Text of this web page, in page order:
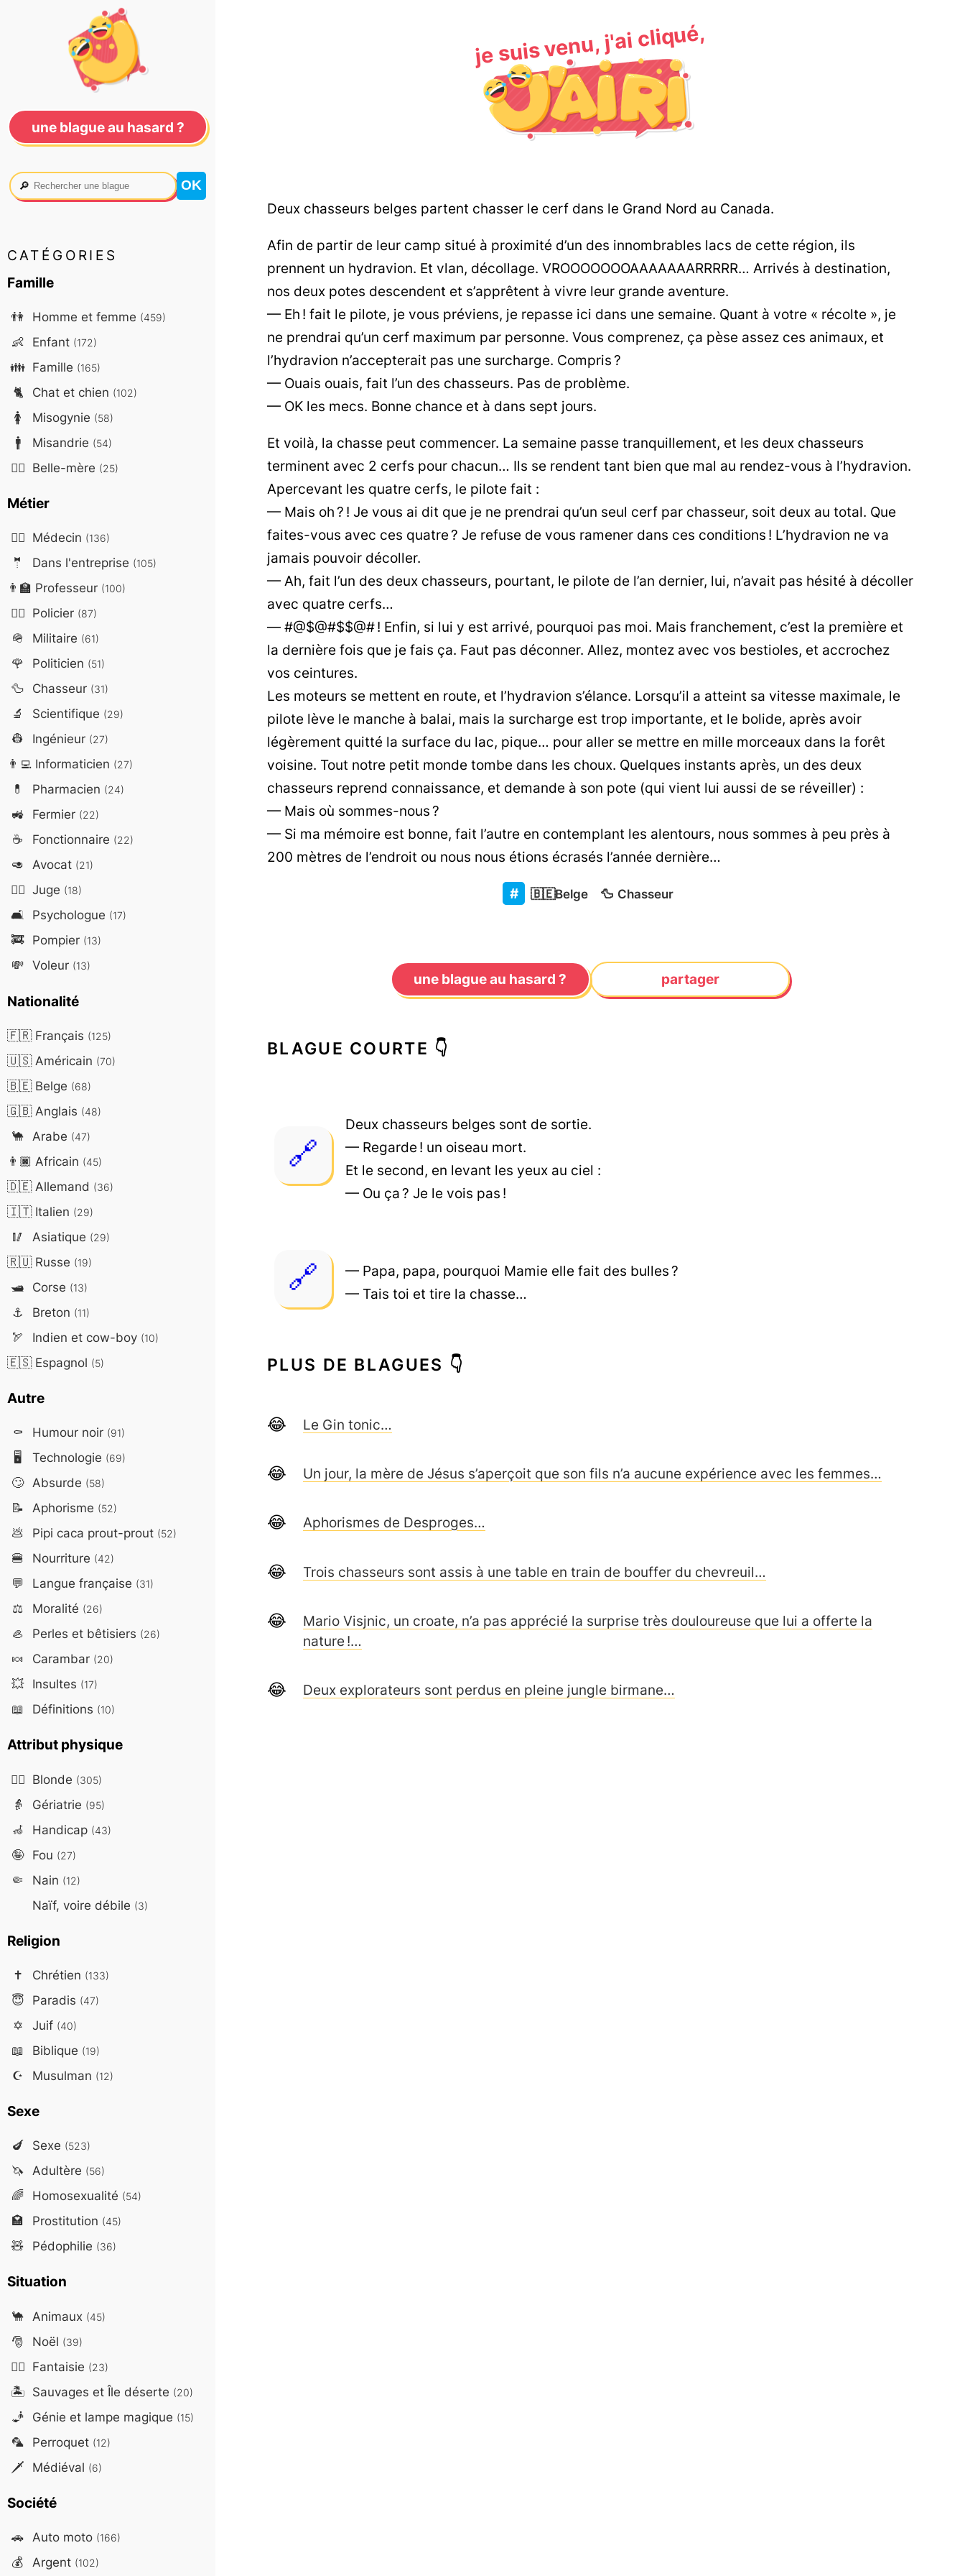
je suis venu, j'ai cliqué,
Deux chasseurs belges partent chasser le cerf dans le Grand Nord au Canada.
Afin de partir de leur camp situé à proximité d’un des innombrables lacs de cette région, ils
prennent un hydravion. Et vlan, décollage. VROOOOOOOAAAAAAARRRRR… Arrivés à destination,
nos deux potes descendent et s’apprêtent à vivre leur grande aventure.
— Eh ! fait le pilote, je vous préviens, je repasse ici dans une semaine. Quant à votre « récolte », je
ne prendrai qu’un cerf maximum par personne. Vous comprenez, ça pèse assez ces animaux, et
l’hydravion n’accepterait pas une surcharge. Compris ?
— Ouais ouais, fait l’un des chasseurs. Pas de problème.
— OK les mecs. Bonne chance et à dans sept jours.
Et voilà, la chasse peut commencer. La semaine passe tranquillement, et les deux chasseurs
terminent avec 2 cerfs pour chacun… Ils se rendent tant bien que mal au rendez-vous à l’hydravion.
Apercevant les quatre cerfs, le pilote fait :
— Mais oh ? ! Je vous ai dit que je ne prendrai qu’un seul cerf par chasseur, soit deux au total. Que
faites-vous avec ces quatre ? Je refuse de vous ramener dans ces conditions ! L’hydravion ne va
jamais pouvoir décoller.
— Ah, fait l’un des deux chasseurs, pourtant, le pilote de l’an dernier, lui, n’avait pas hésité à décoller
avec quatre cerfs…
— #@$@#$$@# ! Enfin, si lui y est arrivé, pourquoi pas moi. Mais franchement, c’est la première et
la dernière fois que je fais ça. Faut pas déconner. Allez, montez avec vos bestioles, et accrochez
vos ceintures.
Les moteurs se mettent en route, et l’hydravion s’élance. Lorsqu’il a atteint sa vitesse maximale, le
pilote lève le manche à balai, mais la surcharge est trop importante, et le bolide, après avoir
légèrement quitté la surface du lac, pique… pour aller se mettre en mille morceaux dans la forêt
voisine. Tout notre petit monde tombe dans les choux. Quelques instants après, un des deux
chasseurs reprend connaissance, et demande à son pote (qui vient lui aussi de se réveiller) :
— Mais où sommes-nous ?
— Si ma mémoire est bonne, fait l’autre en contemplant les alentours, nous sommes à peu près à
200 mètres de l’endroit ou nous nous étions écrasés l’année dernière…
🇧🇪Belge 🦆 Chasseur
une blague au hasard ? partager
BLAGUE COURTE 👇
Deux chasseurs belges sont de sortie.
— Regarde ! un oiseau mort.
Et le second, en levant les yeux au ciel :
— Ou ça ? Je le vois pas !
— Papa, papa, pourquoi Mamie elle fait des bulles ?
— Tais toi et tire la chasse…
PLUS DE BLAGUES 👇
Le Gin tonic…
Un jour, la mère de Jésus s’aperçoit que son fils n’a aucune expérience avec les femmes…
Aphorismes de Desproges…
Trois chasseurs sont assis à une table en train de bouffer du chevreuil…
Mario Visjnic, un croate, n’a pas apprécié la surprise très douloureuse que lui a offerte la
nature !…
Deux explorateurs sont perdus en pleine jungle birmane…
une blague au hasard ?
🔎
CATÉGORIES
Famille
👫 Homme et femme (459)
👶 Enfant (172)
👪 Famille (165)
🐈 Chat et chien (102)
🚺 Misogynie (58)
🚹 Misandrie (54)
🤷‍♀️ Belle-mère (25)
Métier
👨‍⚕️ Médecin (136)
🤵 Dans l'entreprise (105)
👨‍🏫 Professeur (100)
👮‍♂️ Policier (87)
🪖 Militaire (61)
🌹 Politicien (51)
🦆 Chasseur (31)
🔬 Scientifique (29)
👷 Ingénieur (27)
👨‍💻Informaticien (27)
💊 Pharmacien (24)
🚜 Fermier (22)
☕ Fonctionnaire (22)
🥑 Avocat (21)
👨‍⚖️ Juge (18)
🛋️ Psychologue (17)
🚒 Pompier (13)
💸 Voleur (13)
Nationalité
🇫🇷Français (125)
🇺🇸Américain (70)
🇧🇪Belge (68)
🇬🇧Anglais (48)
🐪 Arabe (47)
👨🏿 Africain (45)
🇩🇪Allemand (36)
🇮🇹Italien (29)
🥢 Asiatique (29)
🇷🇺Russe (19)
🛥️ Corse (13)
⚓ Breton (11)
🏹 Indien et cow-boy (10)
🇪🇸Espagnol (5)
Autre
⚰️ Humour noir (91)
🖥️ Technologie (69)
🙄 Absurde (58)
📝 Aphorisme (52)
💩 Pipi caca prout-prout (52)
🍔 Nourriture (42)
💬 Langue française (31)
⚖️ Moralité (26)
🦪 Perles et bêtisiers (26)
🍬 Carambar (20)
💥 Insultes (17)
📖 Définitions (10)
Attribut physique
👱‍♀️ Blonde (305)
👵 Gériatrie (95)
🦽 Handicap (43)
🤪 Fou (27)
🤏 Nain (12)
Naïf, voire débile (3)
Religion
✝️ Chrétien (133)
😇 Paradis (47)
✡️ Juif (40)
📖 Biblique (19)
☪️ Musulman (12)
Sexe
🍆 Sexe (523)
🦄 Adultère (56)
🌈 Homosexualité (54)
🏩 Prostitution (45)
🧸 Pédophilie (36)
Situation
🐪 Animaux (45)
🎅 Noël (39)
🧙‍♂️ Fantaisie (23)
🏝️ Sauvages et Île déserte (20)
🧞 Génie et lampe magique (15)
🦜 Perroquet (12)
🗡️ Médiéval (6)
Société
🚗 Auto moto (166)
💰 Argent (102)